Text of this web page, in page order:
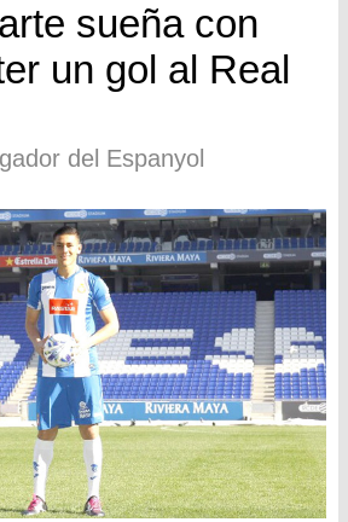
sueña con
un gol al Real
del Espanyol